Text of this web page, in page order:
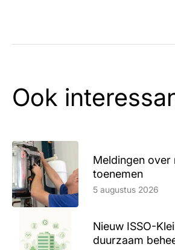
Ook
Meldingen over
toenemen
Lees artikel
5 augustus 2026
Nieuw ISSO-
duurzaam
Lees artikel